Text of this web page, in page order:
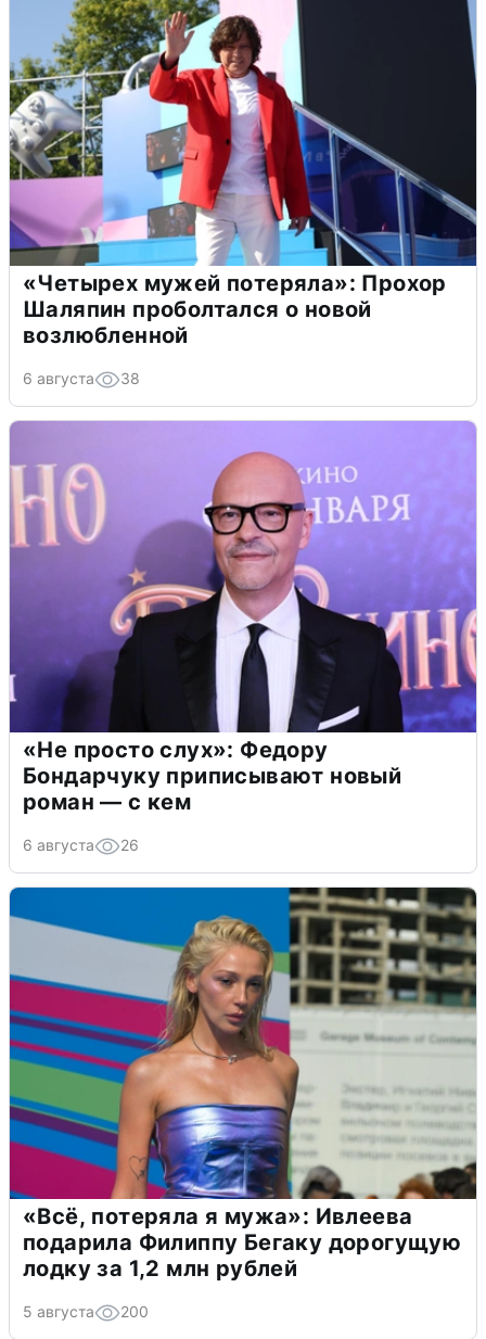
«Четырех мужей потеряла»: Прохор
Шаляпин проболтался о новой
возлюбленной
6 августа 38
«Не просто слух»: Федору
Бондарчуку приписывают новый
роман — с кем
6 августа 26
«Всё, потеряла я мужа»: Ивлеева
подарила Филиппу Бегаку дорогущую
лодку за 1,2 млн рублей
5 августа 200